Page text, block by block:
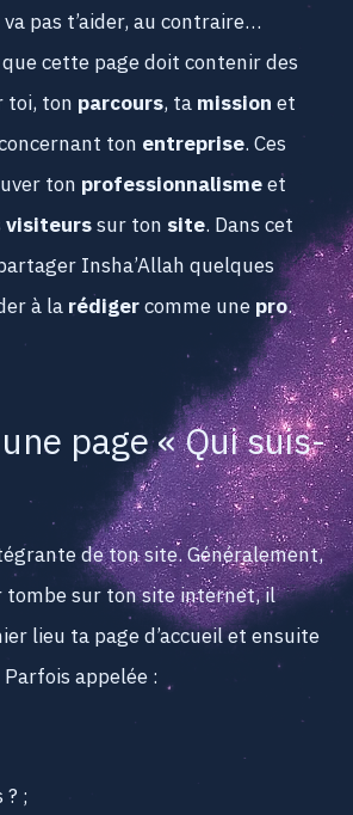
pas t’aider, au contraire…
cette page doit contenir des
toi, ton parcours, tamissionet
ton entreprise. Ces
ton professionnalismeet
visiteurssur ton site. Dans cet
Insha’Allah quelques
à larédigercomme unepro.
page « Qui suis-
de ton site. Généralement,
tombe sur ton site internet, il
lieu ta page d’accueil et ensuite
appelée :
;